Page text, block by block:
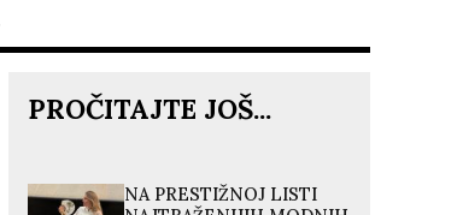
PROČITAJTE JOŠ...
NA PRESTIŽNOJ LISTI